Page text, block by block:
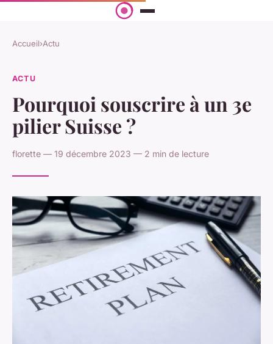
Accueil›Actu
ACTU
Pourquoi souscrire à un 3e
pilier Suisse ?
florette — 19 décembre 2023 — 2 min de lecture